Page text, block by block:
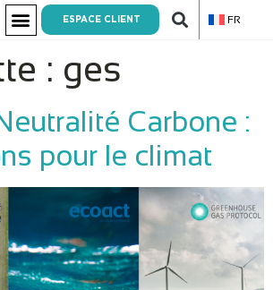
ESPACE CLIENT FR
: ges
Carbone :
pour le climat